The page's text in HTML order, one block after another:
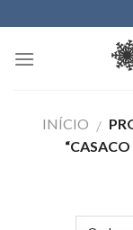
to
content
INÍCIO /